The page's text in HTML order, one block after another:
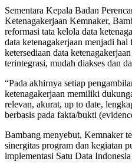
Sementara Kepala Badan
Ketenagakerjaan Kemnaker,
reformasi tata kelola data
data ketenagakerjaan menjadi
ketersediaan data
terintegrasi, mudah diakses dan
“Pada akhirnya setiap
ketenagakerjaan memiliki
relevan, akurat, up to date,
berbasis pada fakta/bukti
Bambang menyebut, Kemnaker
sinergitas program dan kegiatan
implementasi Satu Data